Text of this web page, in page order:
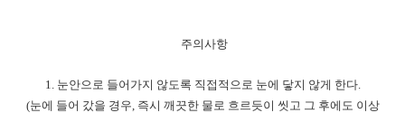
주의사항
1. 눈안으로 들어가지 않도록 직접적으로 눈에 닿지 않게 한다.
(눈에 들어 갔을 경우, 즉시 깨끗한 물로 흐르듯이 씻고 그 후에도 이상